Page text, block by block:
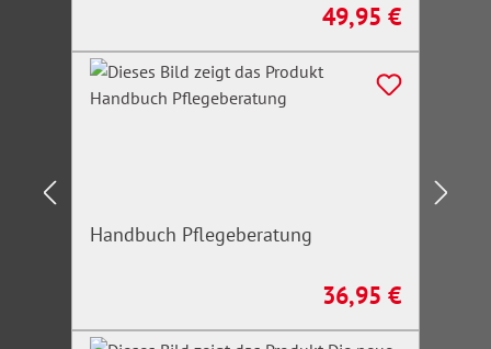
Regulärer Preis:
49,95 €
Handbuch Pflegeberatung
Regulärer Preis:
36,95 €